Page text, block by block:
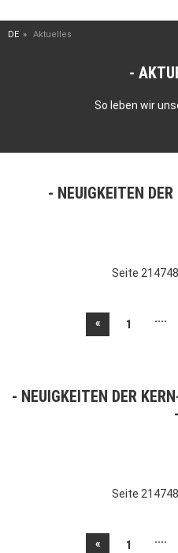
DE Aktuelles
So leben wir
NEUIGKEITEN
Seite
« 1 ....
NEUIGKEITEN DER
Seite
« 1 ....